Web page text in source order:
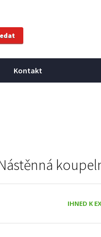
Kontakt
IHNED K